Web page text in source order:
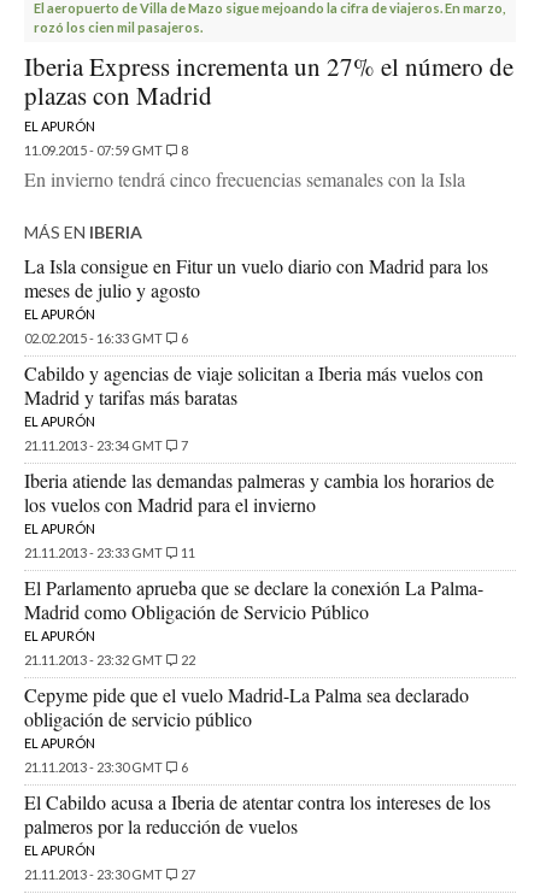
El aeropuerto de Villa de Mazo sigue mejoando la cifra de viajeros. En marzo,
rozó los cien mil pasajeros.
Iberia Express incrementa un 27% el número de
plazas con Madrid
EL APURÓN
11.09.2015 - 07:59 GMT
8
En invierno tendrá cinco frecuencias semanales con la Isla
MÁS EN IBERIA
La Isla consigue en Fitur un vuelo diario con Madrid para los
meses de julio y agosto
EL APURÓN
02.02.2015 - 16:33 GMT
6
Cabildo y agencias de viaje solicitan a Iberia más vuelos con
Madrid y tarifas más baratas
EL APURÓN
21.11.2013 - 23:34 GMT
7
Iberia atiende las demandas palmeras y cambia los horarios de
los vuelos con Madrid para el invierno
EL APURÓN
21.11.2013 - 23:33 GMT
11
El Parlamento aprueba que se declare la conexión La Palma-
Madrid como Obligación de Servicio Público
EL APURÓN
21.11.2013 - 23:32 GMT
22
Cepyme pide que el vuelo Madrid-La Palma sea declarado
obligación de servicio público
EL APURÓN
21.11.2013 - 23:30 GMT
6
El Cabildo acusa a Iberia de atentar contra los intereses de los
palmeros por la reducción de vuelos
EL APURÓN
21.11.2013 - 23:30 GMT
27